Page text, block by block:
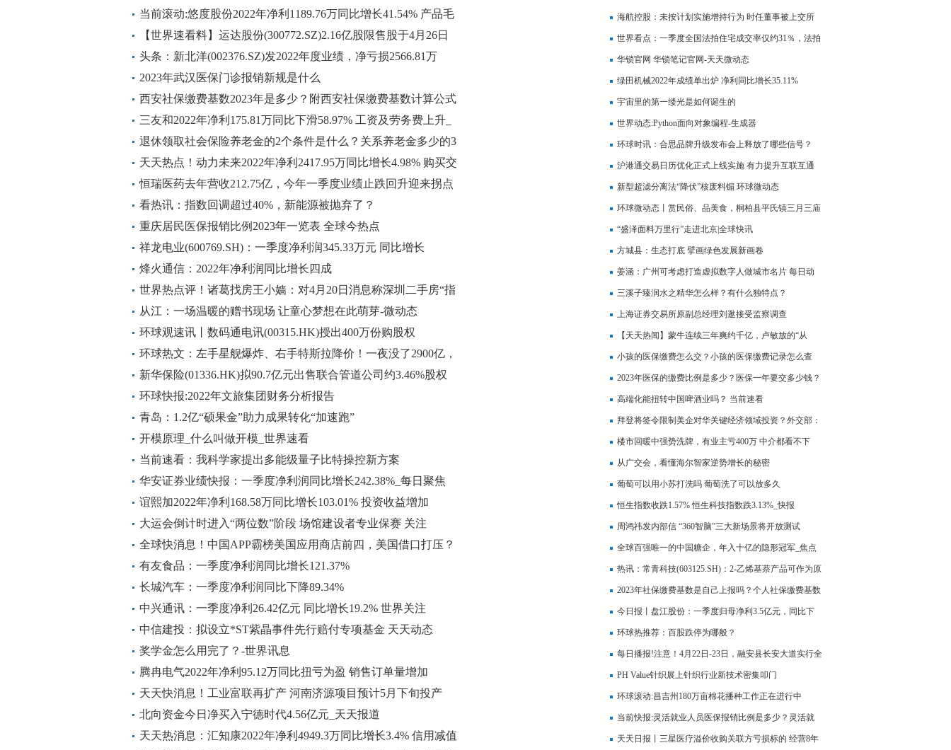
天微动态
当前滚动:悠度股份2022年净利1189.76万同比增长41.54% 产品毛
利增加
【世界速看料】运达股份(300772.SZ)2.16亿股限售股于4月26日
可上市流通
头条：新北洋(002376.SZ)发2022年度业绩，净亏损2566.81万
元，同比由盈转亏，每10股派1.5元
2023年武汉医保门诊报销新规是什么
西安社保缴费基数2023年是多少？附西安社保缴费基数计算公式
全球热点评
三友和2022年净利175.81万同比下滑58.97% 工资及劳务费上升_
每日看点
退休领取社会保险养老金的2个条件是什么？关系养老金多少的3
个因素
天天热点！动力未来2022年净利2417.95万同比增长4.98% 购买交
易性金融资产产生利得
恒瑞医药去年营收212.75亿，今年一季度业绩止跌回升迎来拐点
看热讯：指数回调超过40%，新能源被抛弃了？
重庆居民医保报销比例2023年一览表 全球今热点
祥龙电业(600769.SH)：一季度净利润345.33万元 同比增长
37.06%
烽火通信：2022年净利润同比增长四成
世界热点评！诸葛找房王小嫱：对4月20日消息称深圳二手房“指
导价贷款”取消的点评
从江：一场温暖的赠书现场 让童心梦想在此萌芽-微动态
环球观速讯丨数码通电讯(00315.HK)授出400万份购股权
环球热文：左手星舰爆炸、右手特斯拉降价！一夜没了2900亿，
马斯克不在乎
新华保险(01336.HK)拟90.7亿元出售联合管道公司约3.46%股权
环球快报:2022年文旅集团财务分析报告
青岛：1.2亿“硕果金”助力成果转化“加速跑”
开模原理_什么叫做开模_世界速看
当前速看：我科学家提出多能级量子比特操控新方案
华安证券业绩快报：一季度净利润同比增长242.38%_每日聚焦
谊熙加2022年净利168.58万同比增长103.01% 投资收益增加
大运会倒计时进入“两位数”阶段 场馆建设者专业保赛 关注
全球快消息！中国APP霸榜美国应用商店前四，美国借口打压？
中国商务部回应
有友食品：一季度净利润同比增长121.37%
长城汽车：一季度净利润同比下降89.34%
中兴通讯：一季度净利26.42亿元 同比增长19.2% 世界关注
中信建投：拟设立*ST紫晶事件先行赔付专项基金 天天动态
奖学金怎么用完了？-世界讯息
腾冉电气2022年净利95.12万同比扭亏为盈 销售订单量增加
天天快消息！工业富联再扩产 河南济源项目预计5月下旬投产
北向资金今日净买入宁德时代4.56亿元_天天报道
天天热消息：汇知康2022年净利4949.3万同比增长3.4% 信用减值
海航控股：未按计划实施增持行为 时任董事被上交所
通报批评 速看
世界看点：一季度全国法拍住宅成交率仅约31％，法拍
房为何多流拍？
华锁官网 华锁笔记官网-天天微动态
绿田机械2022年成绩单出炉 净利同比增长35.11%
宇宙里的第一缕光是如何诞生的
世界动态:Python面向对象编程-生成器
环球时讯：合思品牌升级发布会上释放了哪些信号？
沪港通交易日历优化正式上线实施 有力提升互联互通
跨境投资效率
新型超滤分离法“降伏”核废料镅 环球微动态
环球微动态丨赏民俗、品美食，桐柏县平氏镇三月三庙
会开幕
“盛泽面料万里行”走进北京|全球快讯
方城县：生态打底 擘画绿色发展新画卷
姜涵：广州可考虑打造虚拟数字人做城市名片 每日动
态
三溪子臻润水之精华怎么样？有什么独特点？
​上海证券交易所原副总经理刘逖接受监察调查
【天天热闻】蒙牛连续三年爽约千亿，卢敏放的“从
容”有多少无奈？
小孩的医保缴费怎么交？小孩的医保缴费记录怎么查
询？ 天天观热点
2023年医保的缴费比例是多少？医保一年要交多少钱？
高端化能扭转中国啤酒业吗？ 当前速看
拜登将签令限制美企对华关键经济领域投资？外交部：
坚决反对
楼市回暖中强势洗牌，有业主亏400万 中介都看不下
去，官方定调-天天亮点
从广交会，看懂海尔智家逆势增长的秘密
葡萄可以用小苏打洗吗 葡萄洗了可以放多久
恒生指数收跌1.57% 恒生科技指数跌3.13%_快报
周鸿祎发内部信 “360智脑”三大新场景将开放测试
全球百强唯一的中国糖企，年入十亿的隐形冠军_焦点
快报
热讯：常青科技(603125.SH)：2-乙烯基萘产品可作为原
料用于高端光刻胶的生产
2023年社保缴费基数是自己上报吗？个人社保缴费基数
2023是多少
今日报丨盘江股份：一季度归母净利3.5亿元，同比下
降26.89%
环球热推荐：百股跌停为哪般？
每日播报!注意！4月22日-23日，融安县长安大道实行全
线封闭！
PH Value针织展上针织行业新技术密集叩门
环球滚动:昌吉州180万亩棉花播种工作正在进行中
当前快报:灵活就业人员医保报销比例是多少？灵活就
业医疗保险一年交多少钱？
天天日报丨三星医疗溢价收购关联方亏损标的 经营8年